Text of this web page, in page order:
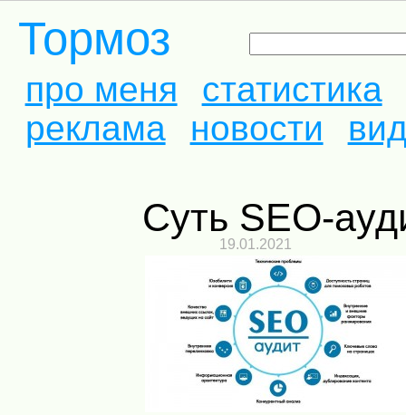
Тормоз
про меня
статистика
реклама
новости
Суть SEO-
19.01.2021